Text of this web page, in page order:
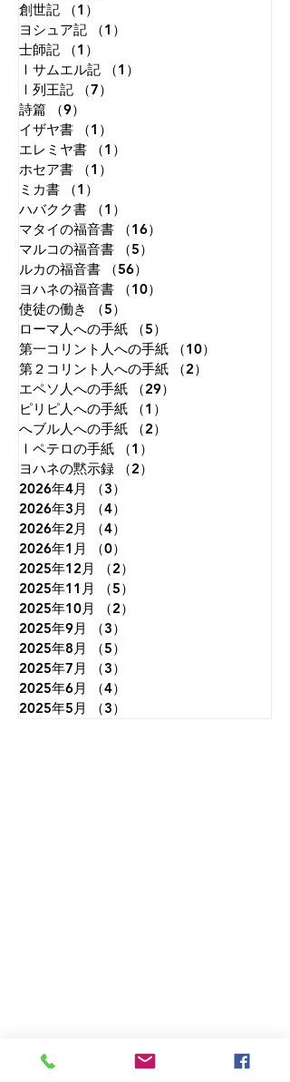
創世記
（1）
ヨシュア記
（1）
士師記
（1）
Ⅰサムエル記
（1）
Ⅰ列王記
（7）
詩篇
（9）
イザヤ書
（1）
エレミヤ書
（1）
ホセア書
（1）
ミカ書
（1）
ハバクク書
（1）
マタイの福音書
（16）
マルコの福音書
（5）
ルカの福音書
（56）
ヨハネの福音書
（10）
使徒の働き
（5）
ローマ人への手紙
（5）
第一コリント人への手紙
（10）
第２コリント人への手紙
（2）
エペソ人への手紙
（29）
ピリピ人への手紙
（1）
へブル人への手紙
（2）
Ⅰペテロの手紙
（1）
ヨハネの黙示録
（2）
2026年4月
（3）
2026年3月
（4）
2026年2月
（4）
2026年1月
（0）
2025年12月
（2）
2025年11月
（5）
2025年10月
（2）
2025年9月
（3）
2025年8月
（5）
2025年7月
（3）
2025年6月
（4）
2025年5月
（3）